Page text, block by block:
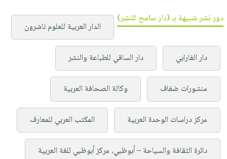
دور نشر شبيهة بـ (دار سامح للنشر)
الدار العربية للعلوم ناشرون
دار الفارابي دار الساقي للطباعة والنشر
منشورات ضفاف وكالة الصحافة العربية
مركز دراسات الوحدة العربية المكتب العربي للمعارف
دائرة الثقافة والسياحة – أبوظبي، مركز أبوظبي للغة العربية